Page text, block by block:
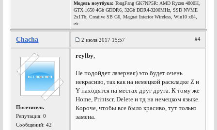
Модель ноутбука: TongFang GK7NP5R: AMD Ryzen 4800H,
GTX 1650 4Gb GDDR6, 32Gb DDR4-3200MHz, SSD NVME
2x1Tb; Creative SB G6, Magnat Interior Wireless, Win10 x64,
etc.
Chacha 2 июля 2017 15:57 #4
Посетитель
Репутация:0
Сообщений: 42
reylby,
Не подойдет лазерная) это будет очень
некрасиво, так как на немецкой раскладке Z и
Y находятся на местах друг друга. К тому же
Home, Printscr, Delete и тд на немецком языке.
Короче, чтобы все было красиво, тут только
замена.